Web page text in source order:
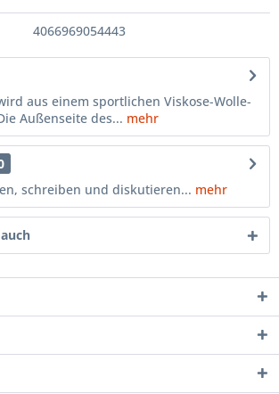
4066969054443
aus einem sportlichen Viskose-Wolle-
Außenseite des... mehr
schreiben und diskutieren... mehr